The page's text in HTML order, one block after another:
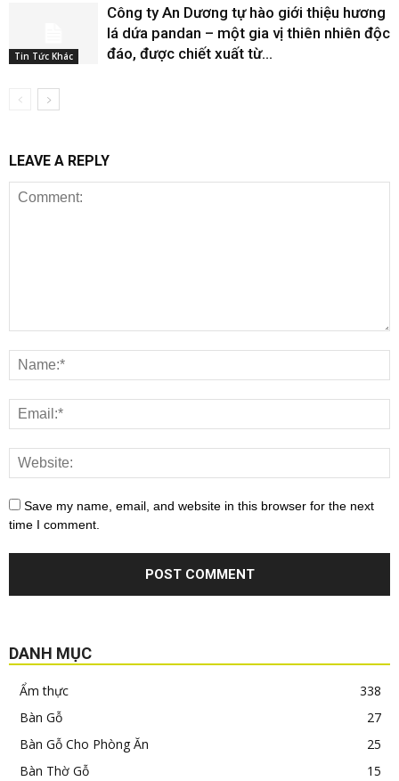
Tin Tức Khác
Công ty An Dương tự hào giới thiệu hương
lá dứa pandan – một gia vị thiên nhiên độc
đáo, được chiết xuất từ...
LEAVE A REPLY
Save my name, email, and website in this browser for the next
time I comment.
DANH MỤC
Ẩm thực
338
Bàn Gỗ
27
Bàn Gỗ Cho Phòng Ăn
25
Bàn Thờ Gỗ
15